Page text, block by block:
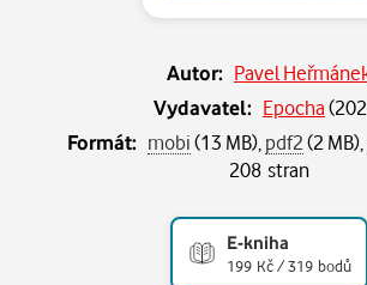
Autor: Pavel
Vydavatel: Epocha(
Formát: mobi(13 MB), pdf2(2 MB),
208 stran
E-kniha
199 Kč / 319 bodů